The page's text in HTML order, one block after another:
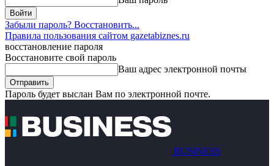
Забыли пароль? Восстановить...
Правила пользования сайтом gazetabiznes.ru
восстановление пароля
Восстановите свой пароль
Ваш адрес электронной почты
Пароль будет выслан Вам по электронной почте.
BUSINESS